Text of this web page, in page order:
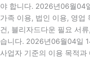
야 합니다. 2026년06월04
가족 이용, 법인 이용, 영업
건, 블리자드다운 필요 서
습니다. 2026년06월04일
사업자 기준의 이용 목적